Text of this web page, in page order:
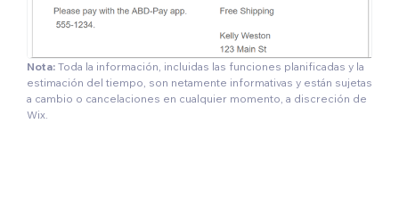
Nota: Toda la información, incluidas las funciones planificadas y la
estimación del tiempo, son netamente informativas y están sujetas
a cambio o cancelaciones en cualquier momento, a discreción de
Wix.